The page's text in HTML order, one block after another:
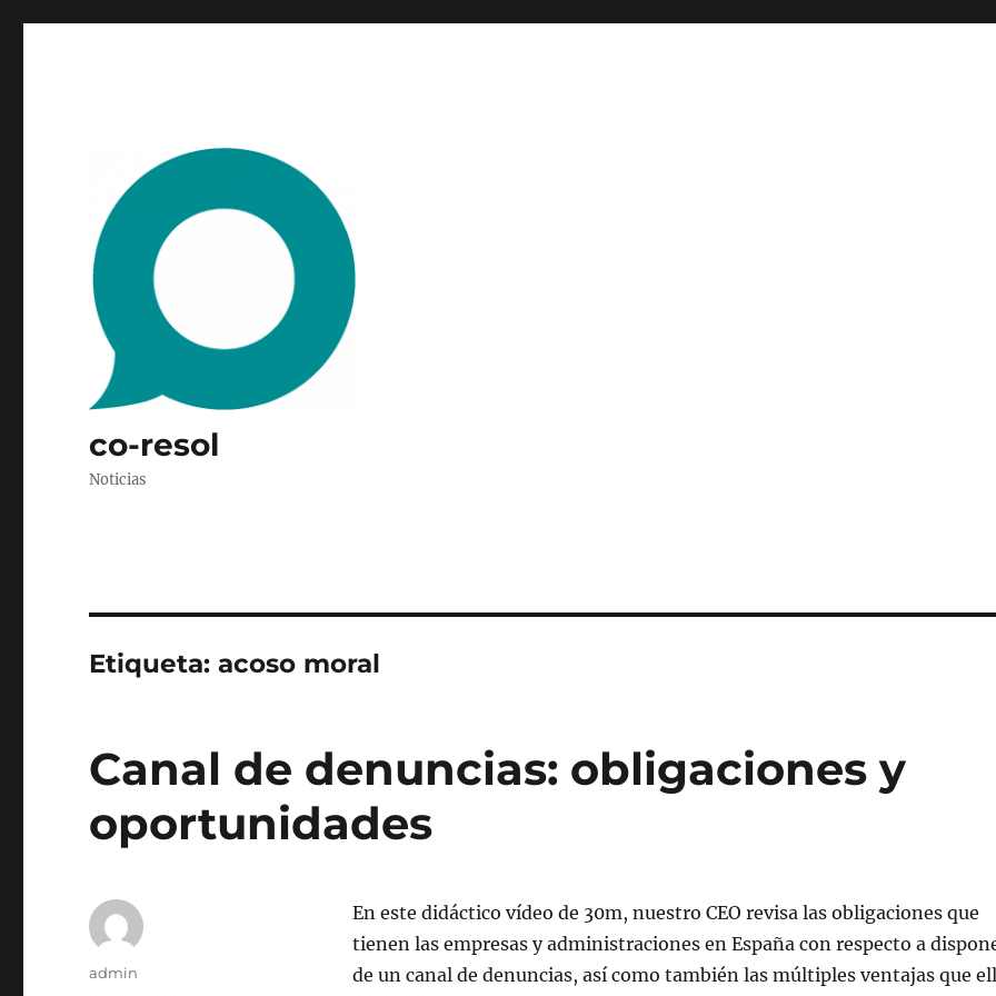
co-resol
Noticias
Etiqueta:acoso moral
Canal de denuncias: obligaciones y
oportunidades
En este didáctico vídeo de 30m, nuestro CEO revisa las obligaciones que
tienen las empresas y administraciones en España con respecto a
de un canal de denuncias, así como también las múltiples ventajas que
Autor
admin